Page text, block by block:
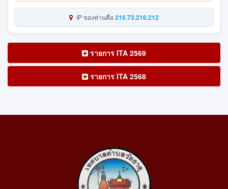
IP ของท่านคือ216.73.216.212
รายการ ITA 2569
รายการ ITA 2568